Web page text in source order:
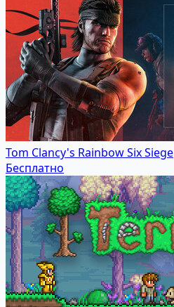
Tom Clancy's Rainbow Six Siege
Бесплатно